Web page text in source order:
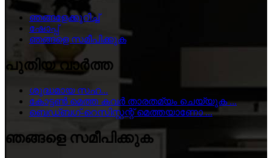
ഞങ്ങളേക്കുറിച്ച്
ഷോപ്പ്
ഞങ്ങളെ സമീപിക്കുക
പുതിയ വാർത്ത
ശുദ്ധമായ സഹ...
കോട്ടൺ മെത്ത കവർ താരതമ്യം ചെയ്യുക ...
ബെഡ്ബഗ്-റെസിസ്റ്റന്റ് മെത്തയാണോ ...
ഞങ്ങളെ സമീപിക്കുക